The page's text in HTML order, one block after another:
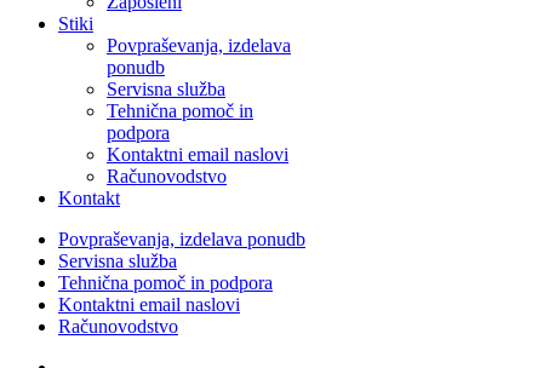
Stiki
Povpraševanja, izdelava
ponudb
Servisna služba
Tehnična pomoč in
podpora
Kontaktni email naslovi
Računovodstvo
Kontakt
Povpraševanja, izdelava ponudb
Servisna služba
Tehnična pomoč in podpora
Kontaktni email naslovi
Računovodstvo